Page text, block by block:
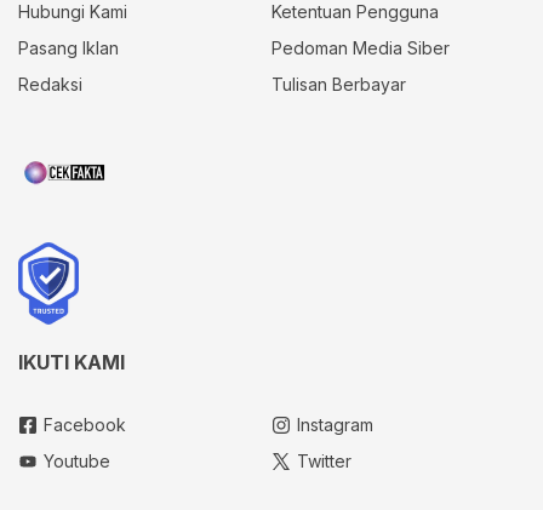
Hubungi Kami
Ketentuan Pengguna
Pasang Iklan
Pedoman Media Siber
Redaksi
Tulisan Berbayar
IKUTI KAMI
Facebook
Instagram
Youtube
Twitter